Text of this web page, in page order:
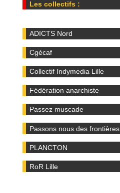
Les collectifs :
ADICTS Nord
Cgécaf
Collectif Indymedia Lille
Fédération anarchiste
Passez muscade
Passons nous des frontières
PLANCTON
RoR Lille